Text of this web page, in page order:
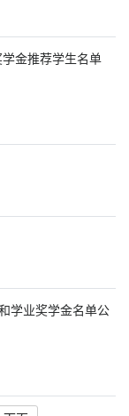
金推荐学生名单
学业奖学金名单公